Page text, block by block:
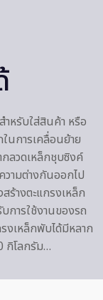
หรับใส่สินค้า หรือ
นการเคลื่อนย้าย
ลวดเหล็กชุบซิงค์
วามต่างกันออกไป
ร้างตะแกรงเหล็ก
การใช้งานของรถ
งเหล็กพับได้มีหลาก
กิโลกรัม…